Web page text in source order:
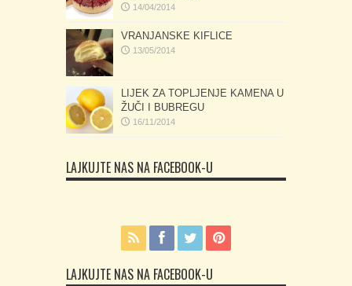
14/04/2014
VRANJANSKE KIFLICE
13/05/2014
LIJEK ZA TOPLJENJE KAMENA U
ŽUČI I BUBREGU
16/11/2014
LAJKUJTE NAS NA FACEBOOK-U
LAJKUJTE NAS NA FACEBOOK-U